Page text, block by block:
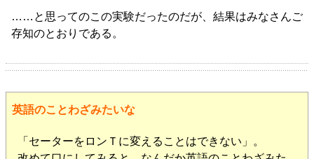
……と思ってのこの実験だったのだが、結果はみなさんご
存知のとおりである。
英語のことわざみたいな
「セーターをロンＴに変えることはできない」。